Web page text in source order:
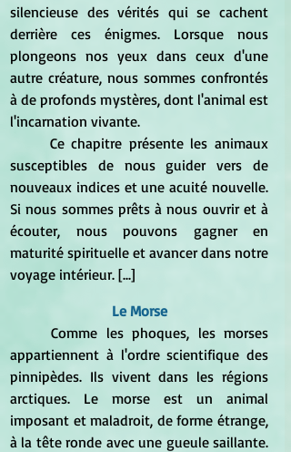
silencieuse des vérités qui se cachent
derrière ces énigmes. Lorsque nous
plongeons nos yeux dans ceux d'une
autre créature, nous sommes confrontés
à de profonds mystères, dont l'animal est
l'incarnation vivante.
susceptibles de nous guider vers de
nouveaux indices et une acuité nouvelle.
Si nous sommes prêts à nous ouvrir et à
écouter, nous pouvons gagner en
maturité spirituelle et avancer dans notre
voyage intérieur. [...]
Le Morse
	Comme les phoques, les morses
appartiennent à l'ordre scientifique des
pinnipèdes. Ils vivent dans les régions
arctiques. Le morse est un animal
imposant et maladroit, de forme étrange,
à la tête ronde avec une gueule saillante.